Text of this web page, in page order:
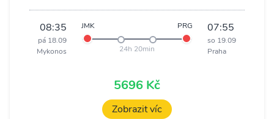
08:35
pá 18.09
Mykonos
JMK PRG
24h 20min
07:55
so 19.09
Praha
5696 Kč
Zobrazit víc